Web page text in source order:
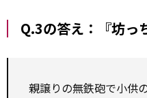
Q.3の答え：『坊っ
親譲りの無鉄砲で小供